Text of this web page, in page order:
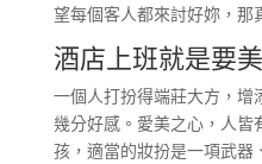
望每個客人都來討好妳，那
酒店上班就是要
一個人打扮得端莊大方，增
幾分好感。愛美之心，人皆
孩，適當的妝扮是一項武器